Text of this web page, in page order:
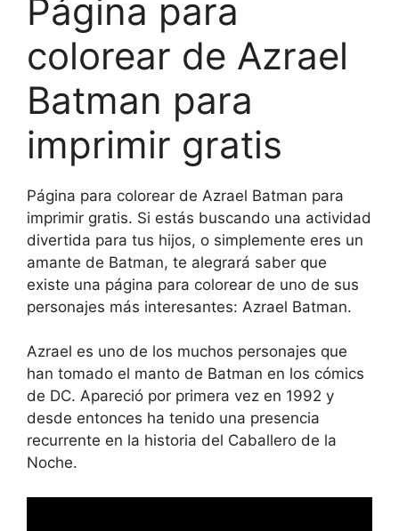
Página para
colorear de Azrael
Batman para
imprimir gratis
Página para colorear de Azrael Batman para
imprimir gratis. Si estás buscando una actividad
divertida para tus hijos, o simplemente eres un
amante de Batman, te alegrará saber que
existe una página para colorear de uno de sus
personajes más interesantes: Azrael Batman.
Azrael es uno de los muchos personajes que
han tomado el manto de Batman en los cómics
de DC. Apareció por primera vez en 1992 y
desde entonces ha tenido una presencia
recurrente en la historia del Caballero de la
Noche.